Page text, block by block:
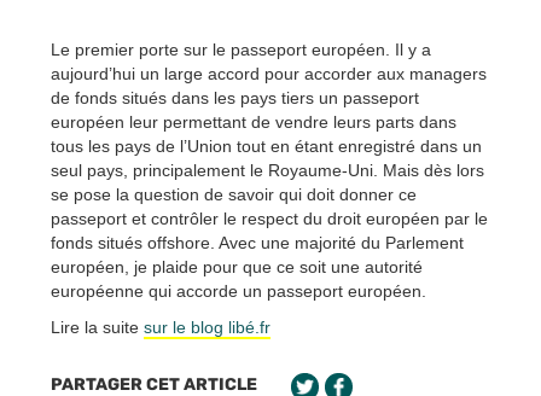
Le premier porte sur le passeport européen. Il y a
aujourd’hui un large accord pour accorder aux managers
de fonds situés dans les pays tiers un passeport
européen leur permettant de vendre leurs parts dans
tous les pays de l’Union tout en étant enregistré dans un
seul pays, principalement le Royaume-Uni. Mais dès lors
se pose la question de savoir qui doit donner ce
passeport et contrôler le respect du droit européen par le
fonds situés offshore. Avec une majorité du Parlement
européen, je plaide pour que ce soit une autorité
européenne qui accorde un passeport européen.
Lire la suite sur le blog libé.fr
PARTAGER CET ARTICLE